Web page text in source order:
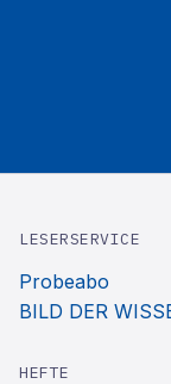
LESERSERVICE
Probeabo
BILD DER
HEFTE